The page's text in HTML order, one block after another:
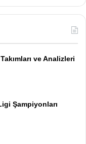
ve Analizleri
Şampiyonları